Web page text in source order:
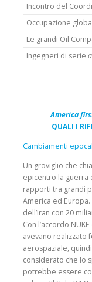
Incontro del
Occupazione
Le grandi Oil
Ingegneri di serie a
America
QUALI I
Cambiamenti
Un groviglio che
epicentro la guerra
rapporti tra grandi
America ed
dell’Iran con 20
Con l’accordo
avevano realizzato
aerospaziale,
considerato che lo
potrebbe essere